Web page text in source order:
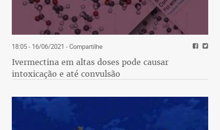
18:05 - 16/06/2021 - Compartilhe
Ivermectina em altas doses pode causar
intoxicação e até convulsão